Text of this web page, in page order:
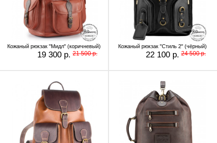
Кожаный рюкзак "Мидл" (коричневый)
19 300 р. 21 500 р.
Кожаный рюкзак "Стиль 2" (чёрный)
22 100 р. 24 500 р.